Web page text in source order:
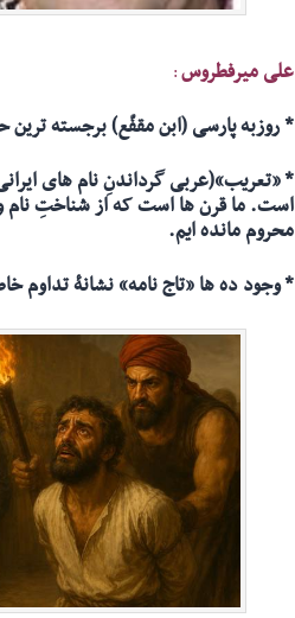
علی میرفطروس:
* روزبه پارسی (ابن مقفّع) برجسته ترین
* «تعریب»(عربی گرداندنِ نام های
است. ما قرن ها است که از شناختِ نام و
محروم مانده ایم.
* وجود ده ها «تاج نامه» نشانۀ تداوم